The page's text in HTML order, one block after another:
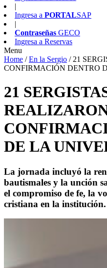
|
Ingresa a PORTALSAP
|
Contraseñas GECO
Ingresa a Reservas
Menu
Home /En la Sergio / 21
CONFIRMACIÓN DENTRO
21
DE LA
La jornada incluyó la
bautismales y la unción
el compromiso de fe, la
cristiana en la institución.